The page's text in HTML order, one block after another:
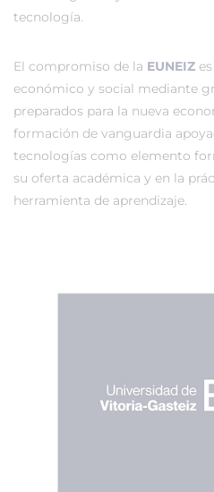
tecnología.
El compromiso de la EUNEIZ
económico y social mediante
preparados para la nueva
formación de vanguardia
tecnologías como elemento
su oferta académica y en la
herramienta de aprendizaje.